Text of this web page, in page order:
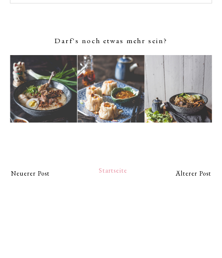
Darf's noch etwas mehr sein?
Neuerer Post Älterer Post
Startseite